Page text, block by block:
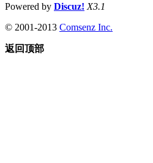
Powered by Discuz! X3.1
© 2001-2013 Comsenz Inc.
返回顶部